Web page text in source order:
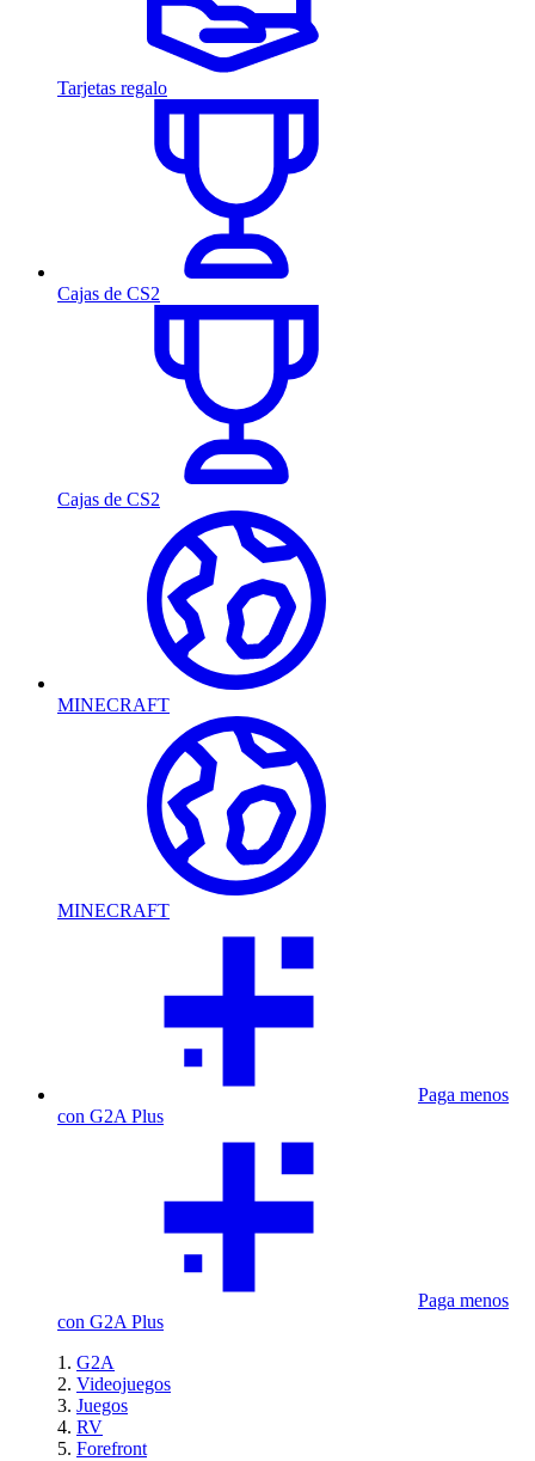
Tarjetas regalo
Cajas de CS2
Cajas de CS2
MINECRAFT
MINECRAFT
Paga menos
con G2A Plus
Paga menos
con G2A Plus
G2A
Videojuegos
Juegos
RV
Forefront